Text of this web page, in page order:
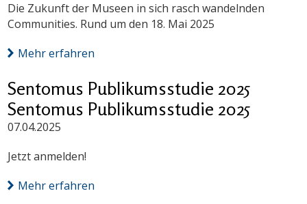
Die Zukunft der Museen in sich rasch wandelnden
Communities. Rund um den 18. Mai 2025
Mehr erfahren
Sentomus Publikumsstudie 2025
Sentomus Publikumsstudie 2025
07.04.2025
Jetzt anmelden!
Mehr erfahren